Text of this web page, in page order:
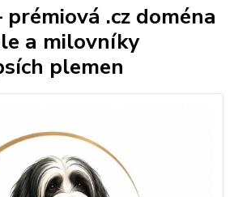
prémiová .cz doména
a milovníky
plemen